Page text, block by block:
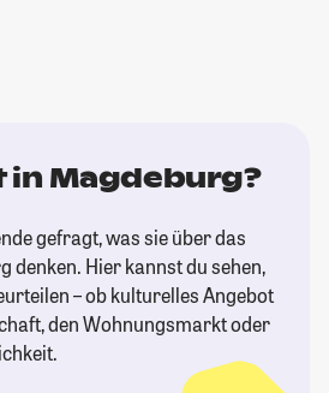
in Magdeburg?
gefragt, was sie über das
denken. Hier kannst du sehen,
– ob kulturelles Angebot
den Wohnungsmarkt oder